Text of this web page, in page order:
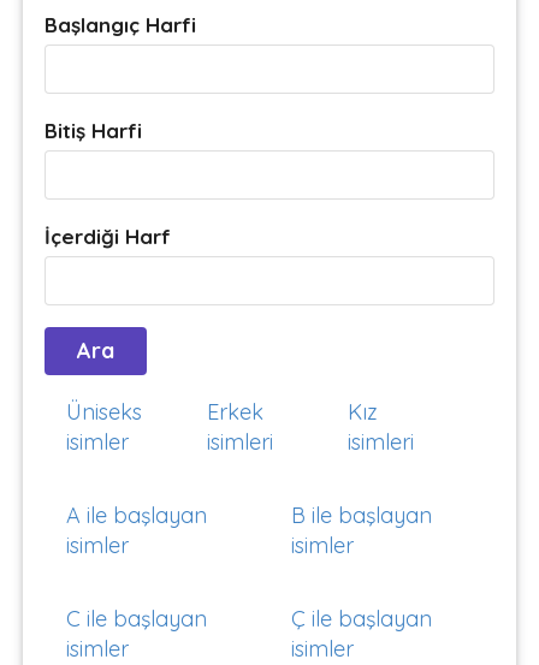
Başlangıç Harfi
Bitiş Harfi
İçerdiği Harf
Üniseks
isimler
Erkek
isimleri
Kız
isimleri
A ile başlayan
isimler
B ile başlayan
isimler
C ile başlayan
isimler
Ç ile başlayan
isimler